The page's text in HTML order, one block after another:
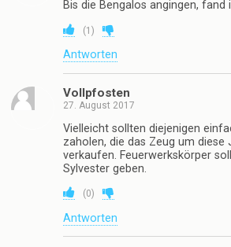
Bis die Bengalos angingen, fand
(1 )
Antworten
Vollpfosten
27. August 2017
Vielleicht sollten diejenigen
zaholen, die das Zeug um diese
verkaufen. Feuerwerkskörper
Sylvester geben.
(0)
Antworten